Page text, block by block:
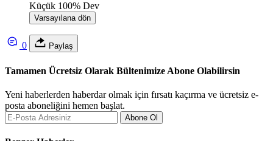
Küçük 100% Dev
Varsayılana dön
0 Paylaş
Tamamen Ücretsiz Olarak Bültenimize Abone Olabilirsin
Yeni haberlerden haberdar olmak için fırsatı kaçırma ve ücretsiz e-
posta aboneliğini hemen başlat.
Abone Ol